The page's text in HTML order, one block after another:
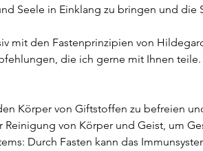
Seele in Einklang zu bringen und die
mit den Fastenprinzipien von
die ich gerne mit Ihnen
Körper von Giftstoffen zu befreien
von Körper und Geist, um
Durch Fasten kann das